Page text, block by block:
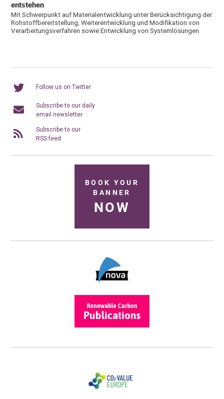
entstehen
Mit Schwerpunkt auf Materialentwicklung unter Berücksichtigung der
Rohstoffbereitstellung, Weiterentwicklung und Modifikation von
Verarbeitungsverfahren sowie Entwicklung von Systemlösungen
Follow us on Twitter
Subscribe to our daily
email newsletter
Subscribe to our
RSS feed
BOOK YOUR
BANNER
NOW